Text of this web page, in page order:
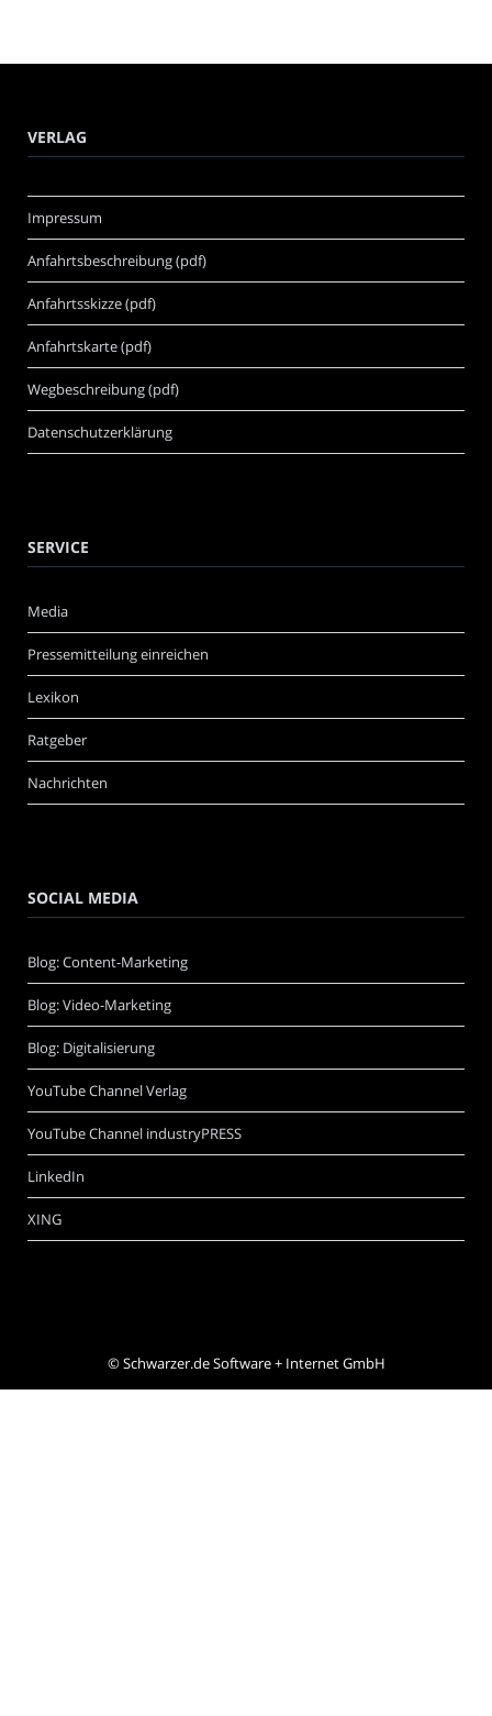
VERLAG
Impressum
Anfahrtsbeschreibung (pdf)
Anfahrtsskizze (pdf)
Anfahrtskarte (pdf)
Wegbeschreibung (pdf)
Datenschutzerklärung
SERVICE
Media
Pressemitteilung einreichen
Lexikon
Ratgeber
Nachrichten
SOCIAL MEDIA
Blog: Content-Marketing
Blog: Video-Marketing
Blog: Digitalisierung
YouTube Channel Verlag
YouTube Channel industryPRESS
LinkedIn
XING
©Schwarzer.de Software + Internet GmbH